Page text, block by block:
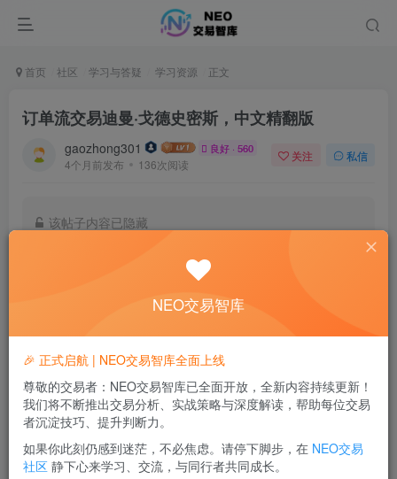
首页 社区 学习与答疑 学习资源 正文
订单流交易迪曼·戈德史密斯，中文精翻版
gaozhong301 良好 · 560
4个月前发布 136次阅读
关注 私信
该帖子内容已隐藏
10积分
登录购买
此内容为付费阅读，请付费后查看
NEO交易智库
🎉 正式启航 | NEO交易智库全面上线
尊敬的交易者：NEO交易智库已全面开放，全新内容持续更新！
我们将不断推出交易分析、实战策略与深度解读，帮助每位交易
者沉淀技巧、提升判断力。
如果你此刻仍感到迷茫，不必焦虑。请停下脚步，在 NEO交易
社区 静下心来学习、交流，与同行者共同成长。